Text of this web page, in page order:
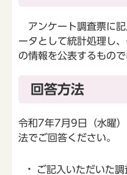
アンケート調査票に記
ータとして統計処理し
の情報を公表するもので
回答方法
令和7年7月9日（水曜
法でご回答ください。
ご記入いただいた